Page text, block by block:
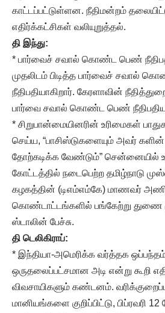
காட்டப்பட்டுள்ளன. நீதிமன்றம்
எதிர்க்கட்சிகள் வலியுறுத்தல்.
தி இந்து:
* பார்வைச் சவால் கொண்ட பெண்
முதலிடம் பிடித்த பார்வைச் சவால்
நீதிபதியாகிறார். கேரளாவின்
பார்வை சவால் கொண்ட பெண்
* சிறுபான்மையினரின் உரிமைகள்
செய்ய, “பாசிஸ்டுகளையும் அவர்
தோற்கடிக்க வேண்டும்” சென்னையில்
கோட்டத்தில் நடைபெற்ற தமிழ்நாடு
கழகத்தின் (டிஎம்எம்கே) மாணவர்
கொண்டாட்டங்களில் பங்கேற்று துணை
ஸ்டாலின் பேச்சு.
தி டெலிகிராப்:
* இந்தியா-அமெரிக்க வர்த்தக
ஒருதலைப்பட்சமான அடி என்று கூறி
விவசாயிகளும் கண்டனம்.
மானியங்களை குறிப்பிட்டு, பிப்ரவரி